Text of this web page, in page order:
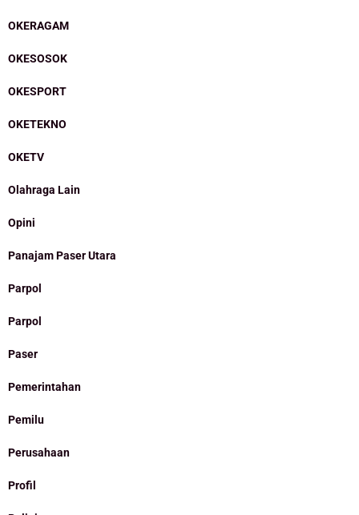
OKERAGAM
OKESOSOK
OKESPORT
OKETEKNO
OKETV
Olahraga Lain
Opini
Panajam Paser Utara
Parpol
Parpol
Paser
Pemerintahan
Pemilu
Perusahaan
Profil